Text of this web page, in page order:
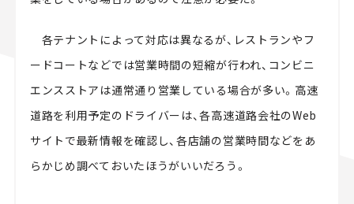
各テナントによって対応は異なるが、レストランやフ
ードコートなどでは営業時間の短縮が行われ、コンビニ
エンスストアは通常通り営業している場合が多い。高速
道路を利用予定のドライバーは、各高速道路会社のWeb
サイトで最新情報を確認し、各店舗の営業時間などをあ
らかじめ調べておいたほうがいいだろう。